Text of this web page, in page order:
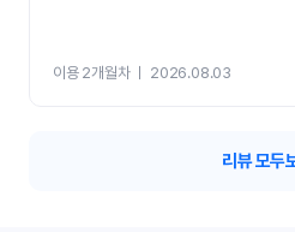
이용 2개월차ㅣ 2026.08.03
리뷰 모두